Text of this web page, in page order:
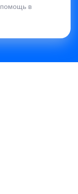
помощь в